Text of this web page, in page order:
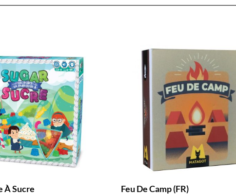
À Sucre Feu De Camp (FR)